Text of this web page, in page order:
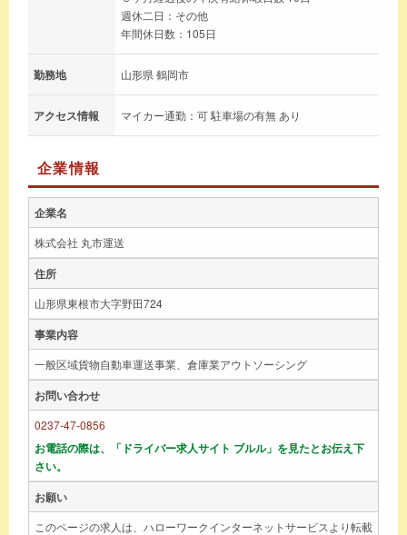
週休二日：その他
年間休日数：105日
勤務地 山形県 鶴岡市
アクセス情報 マイカー通勤：可 駐車場の有無 あり
企業情報
企業名
株式会社 丸市運送
住所
山形県東根市大字野田724
事業内容
一般区域貨物自動車運送事業、倉庫業アウトソーシング
お問い合わせ
0237-47-0856
お電話の際は、「ドライバー求人サイト ブルル」を見たとお伝え下
さい。
お願い
このページの求人は、ハローワークインターネットサービスより転載